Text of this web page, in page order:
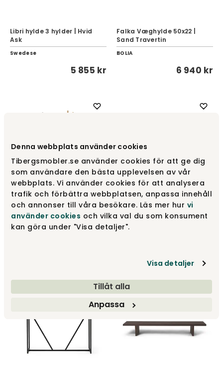
Denna webbplats använder cookies
Tibergsmobler.se använder cookies för att ge dig
som användare den bästa upplevelsen av vår
webbplats. Vi använder cookies för att analysera
trafik och förbättra webbplatsen, anpassa innehåll
och annonser till våra besökare. Läs mer hur vi
använder cookies och vilka val du som konsument
kan göra under "Visa detaljer".
Visa detaljer
Tillåt alla
Anpassa
Libri hylde 3 hylder | Hvid
Ask
Swedese
5 855 kr
Falka Væghylde 50x22 |
Sand Travertin
BOLIA
6 940 kr
PI Reol | Hårdvokset Eg
Ethnicraft
Yumi Konsolborde |
Hvidpigmenteret eg
Rowico Home